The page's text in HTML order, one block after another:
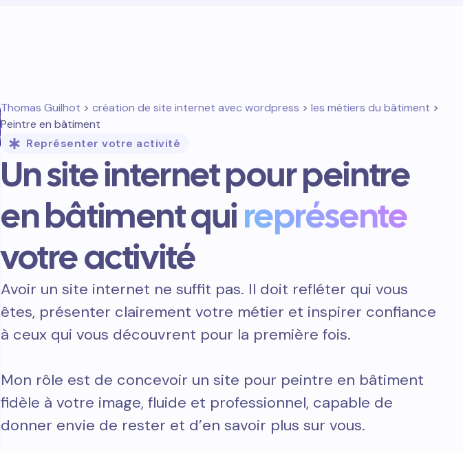
Thomas Guilhot > création de site internet avec wordpress > les métiers du bâtiment >
Peintre en bâtiment
Représenter votre activité
Un site internet pour peintre
en bâtiment quireprésente
votre activité
Avoir un site internet ne suffit pas. Il doit refléter qui vous
êtes, présenter clairement votre métier et inspirer confiance
à ceux qui vous découvrent pour la première fois.
Mon rôle est de concevoir un site pour peintre en bâtiment
fidèle à votre image, fluide et professionnel, capable de
donner envie de rester et d’en savoir plus sur vous.